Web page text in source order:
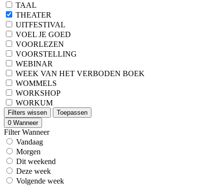
TAAL
THEATER
UITFESTIVAL
VOEL JE GOED
VOORLEZEN
VOORSTELLING
WEBINAR
WEEK VAN HET VERBODEN BOEK
WOMMELS
WORKSHOP
WORKUM
Filters wissen
Toepassen
0 Wanneer
Filter Wanneer
Vandaag
Morgen
Dit weekend
Deze week
Volgende week